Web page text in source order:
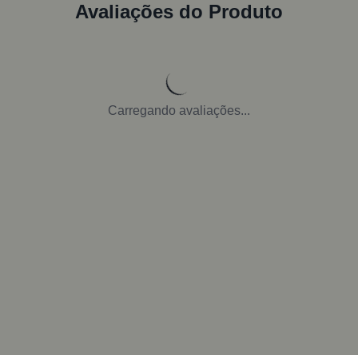
Avaliações do Produto
Carregando avaliações...